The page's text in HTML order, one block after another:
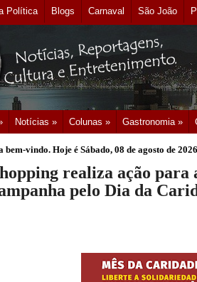
Política Blogs Carnaval São João
Notícias » Colunas » Gastronomia »
bem-vindo. Hoje é Sábado, 08 de agosto de 2026
realiza ação
pelo Dia da